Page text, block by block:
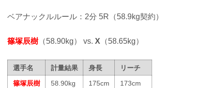
ベアナックルルール：2分 5R（58.9kg契約）
篠塚辰樹 （58.90kg） vs. X （58.65kg）
選手名 計量結果 身長
リーチ
篠塚辰樹
58.90kg 175cm 173cm